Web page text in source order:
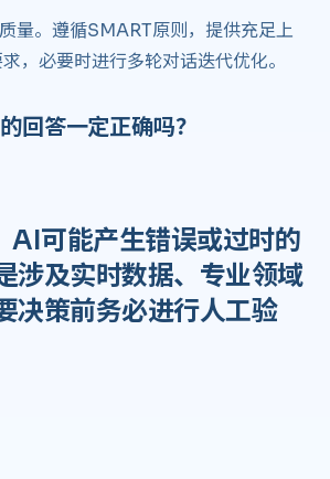
量。遵循SMART原则，提供充足上
，必要时进行多轮对话迭代优化。
答一定正确吗？
AI可能产生错误或过时的
涉及实时数据、专业领域
决策前务必进行人工验